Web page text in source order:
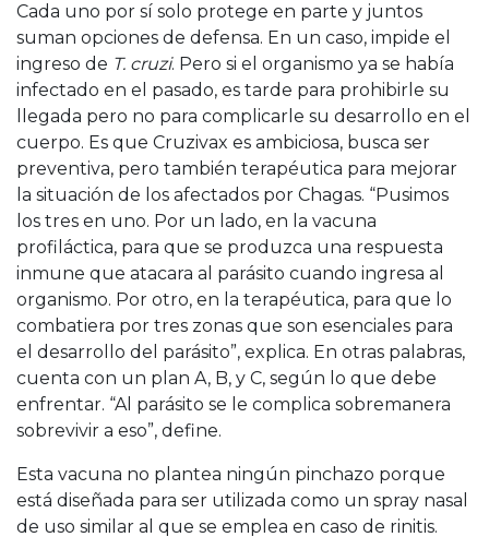
Cada uno por sí solo protege en parte y juntos
suman opciones de defensa. En un caso, impide el
ingreso de T. cruzi. Pero si el organismo ya se había
infectado en el pasado, es tarde para prohibirle su
llegada pero no para complicarle su desarrollo en el
cuerpo. Es que Cruzivax es ambiciosa, busca ser
preventiva, pero también terapéutica para mejorar
la situación de los afectados por Chagas. “Pusimos
los tres en uno. Por un lado, en la vacuna
profiláctica, para que se produzca una respuesta
inmune que atacara al parásito cuando ingresa al
organismo. Por otro, en la terapéutica, para que lo
combatiera por tres zonas que son esenciales para
el desarrollo del parásito”, explica. En otras palabras,
cuenta con un plan A, B, y C, según lo que debe
enfrentar. “Al parásito se le complica sobremanera
sobrevivir a eso”, define.
Esta vacuna no plantea ningún pinchazo porque
está diseñada para ser utilizada como un spray nasal
de uso similar al que se emplea en caso de rinitis.